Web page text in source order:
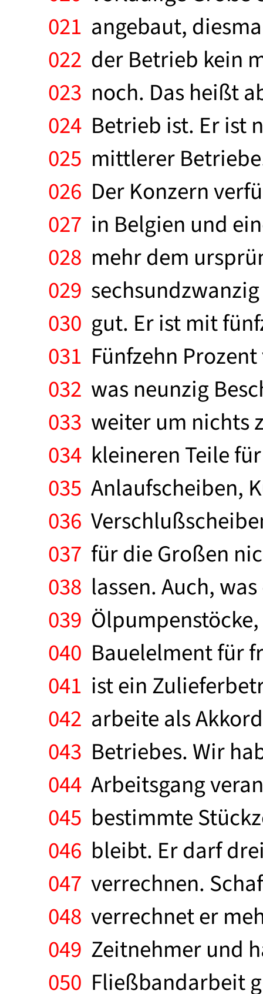
021 angebaut,
022 der Betrieb kein
023 noch. Das heißt
024 Betrieb ist. Er ist
025 mittlerer
026 Der Konzern
027 in Belgien und
028 mehr dem
029
030 gut. Er ist mit
031 Fünfzehn
032 was neunzig
033 weiter um nichts
034 kleineren Teile
035 Anlaufscheiben,
036
037 für die Großen
038 lassen. Auch,
039
040 Bauelelment für
041 ist ein
042 arbeite als
043 Betriebes. Wir
044 Arbeitsgang
045 bestimmte
046 bleibt. Er darf
047 verrechnen.
048 verrechnet er
049 Zeitnehmer und
050 Fließbandarbeit